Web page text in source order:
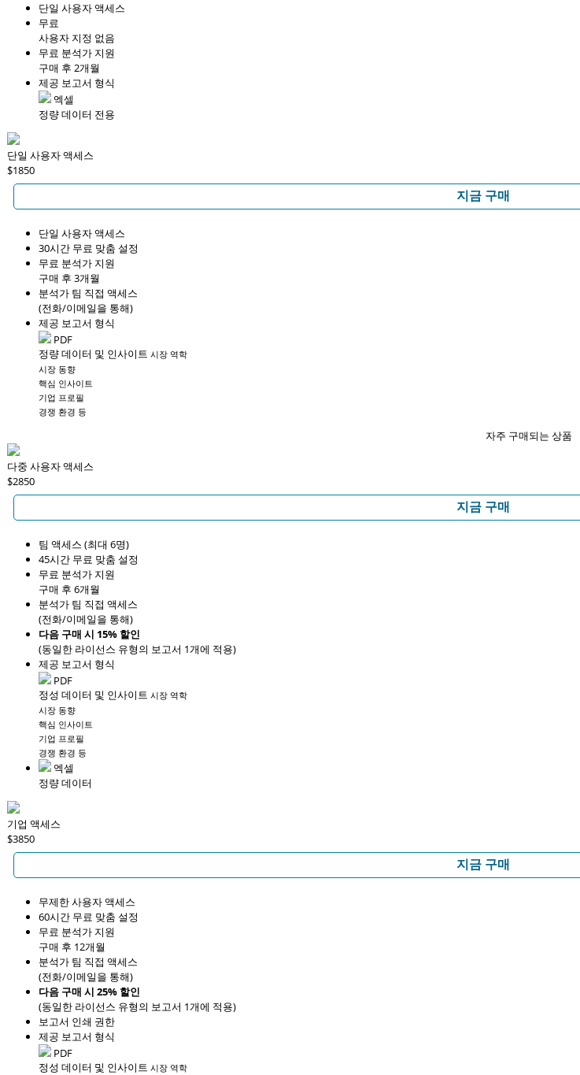
단일 사용자 액세스
무료
사용자 지정 없음
무료 분석가 지원
구매 후 2개월
제공 보고서 형식
엑셀
정량 데이터 전용
단일 사용자 액세스
$1850
지금 구매
단일 사용자 액세스
30시간 무료 맞춤 설정
무료 분석가 지원
구매 후 3개월
분석가 팀 직접 액세스
(전화/이메일을 통해)
제공 보고서 형식
PDF
정량 데이터 및 인사이트 시장 역학
시장 동향
핵심 인사이트
기업 프로필
경쟁 환경 등
자주 구매되는 상품
다중 사용자 액세스
$2850
지금 구매
팀 액세스 (최대 6명)
45시간 무료 맞춤 설정
무료 분석가 지원
구매 후 6개월
분석가 팀 직접 액세스
(전화/이메일을 통해)
다음 구매 시 15% 할인
(동일한 라이선스 유형의 보고서 1개에 적용)
제공 보고서 형식
PDF
정성 데이터 및 인사이트 시장 역학
시장 동향
핵심 인사이트
기업 프로필
경쟁 환경 등
엑셀
정량 데이터
기업 액세스
$3850
지금 구매
무제한 사용자 액세스
60시간 무료 맞춤 설정
무료 분석가 지원
구매 후 12개월
분석가 팀 직접 액세스
(전화/이메일을 통해)
다음 구매 시 25% 할인
(동일한 라이선스 유형의 보고서 1개에 적용)
보고서 인쇄 권한
제공 보고서 형식
PDF
정성 데이터 및 인사이트 시장 역학